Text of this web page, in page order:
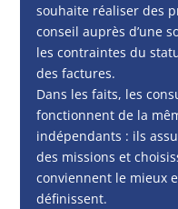
souhaite réaliser des
conseil auprès d’une
les contraintes du
des factures.
Dans les faits, les
fonctionnent de la
indépendants : ils
des missions et
conviennent le mieux
définissent.